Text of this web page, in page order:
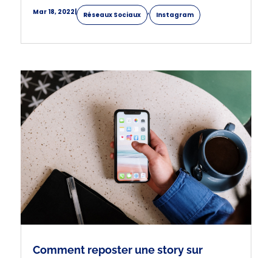
Mar 18, 2022 Réseaux Sociaux , Instagram
Comment reposter une story sur